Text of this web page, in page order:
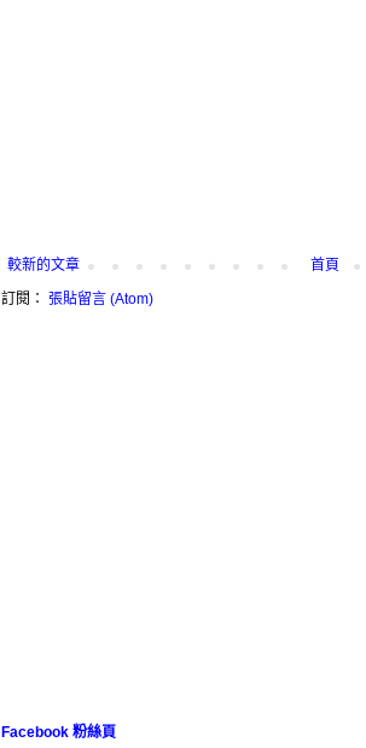
較新的文章
首頁
訂閱： 張貼留言 (Atom)
Facebook 粉絲頁